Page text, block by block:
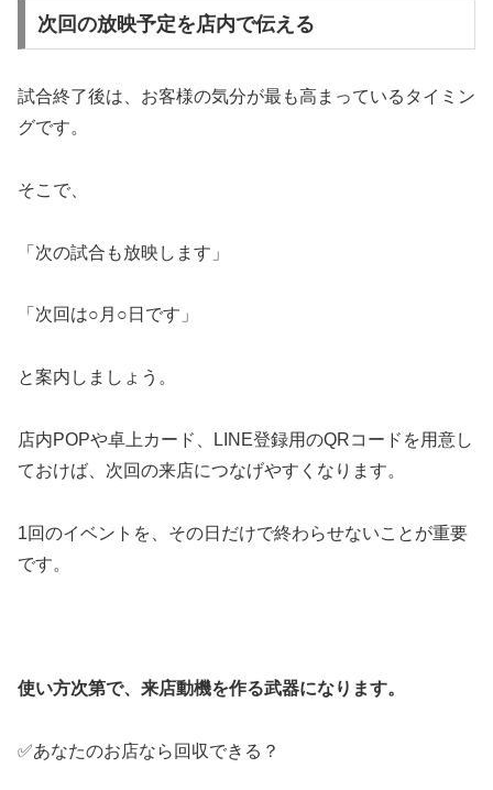
次回の放映予定を店内で伝える
試合終了後は、お客様の気分が最も高まっているタイミン
グです。
そこで、
「次の試合も放映します」
「次回は○月○日です」
と案内しましょう。
店内POPや卓上カード、LINE登録用のQRコードを用意し
ておけば、次回の来店につなげやすくなります。
1回のイベントを、その日だけで終わらせないことが重要
です。
使い方次第で、来店動機を作る武器になります。
✅あなたのお店なら回収できる？